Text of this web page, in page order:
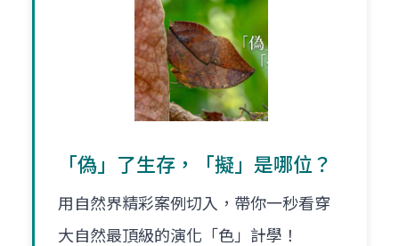
「偽」了生存，「擬」是哪位？
用自然界精彩案例切入，帶你一秒看穿
大自然最頂級的演化「色」計學！